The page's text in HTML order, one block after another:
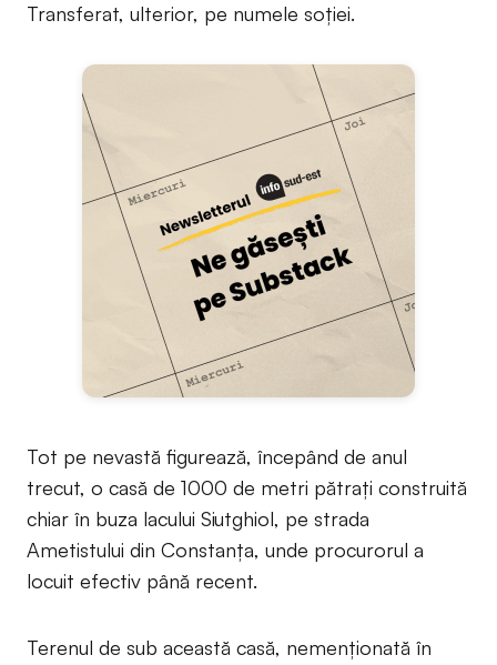
Transferat, ulterior, pe numele soției.
Tot pe nevastă figurează, începând de anul
trecut, o casă de 1000 de metri pătrați construită
chiar în buza lacului Siutghiol, pe strada
Ametistului din Constanța, unde procurorul a
locuit efectiv până recent.
Terenul de sub această casă, nemenționată în